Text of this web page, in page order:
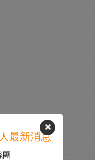
最新消息
團